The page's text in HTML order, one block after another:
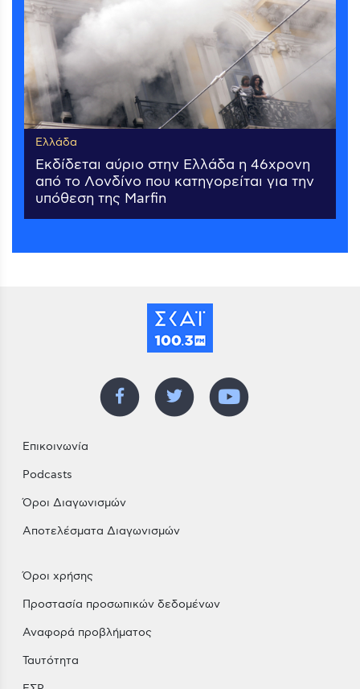
Ελλάδα
Εκδίδεται αύριο στην Ελλάδα η 46χρονη
από το Λονδίνο που κατηγορείται για την
υπόθεση της Marfin
Επικοινωνία
Podcasts
Όροι Διαγωνισμών
Αποτελέσματα Διαγωνισμών
Όροι χρήσης
Προστασία προσωπικών δεδομένων
Αναφορά προβλήματος
Ταυτότητα